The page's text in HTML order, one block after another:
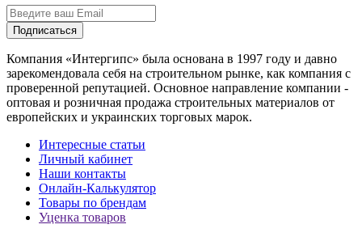
Подписаться
Компания «Интергипс» была основана в 1997 году и давно
зарекомендовала себя на строительном рынке, как компания с
проверенной репутацией. Основное направление компании -
оптовая и розничная продажа строительных материалов от
европейских и украинских торговых марок.
Интересные статьи
Личный кабинет
Наши контакты
Онлайн-Калькулятор
Товары по брендам
Уценка товаров